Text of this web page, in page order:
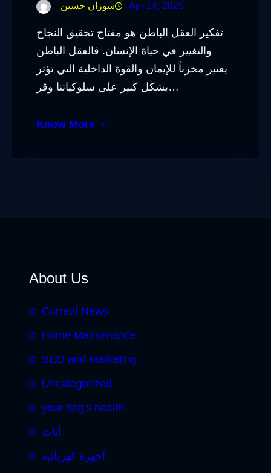
سوزان حسين Apr 14, 2025
تفكير العقل الباطن هو مفتاح تحقيق النجاح
والتغيير في حياة الإنسان. فالعقل الباطن
يعتبر مخزناً للإيمان والقوة الداخلية التي تؤثر
بشكل كبير على سلوكياتنا وقر…
Know More
About Us
Current News
Home Maintenance
SEO and Marketing
Uncategorized
your dog's health
أثاث
أجهزة كهربائية